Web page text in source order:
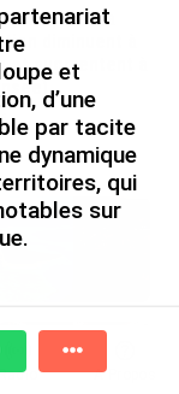
les prix à la
diminuent à
et augmentent à
A Propos
et
d’une
par tacite
dynamique
qui
sur
de Matoury,
ont affirmé
L’objectif